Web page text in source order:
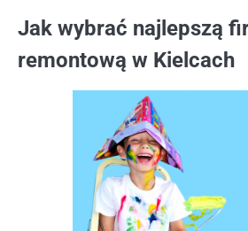
Jak wybrać najlepszą
remontową w Kielcach